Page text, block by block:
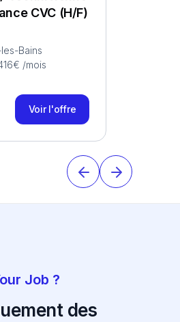
CVC (H/F)
Bains
/mois
Voir l'offre
Job ?
des